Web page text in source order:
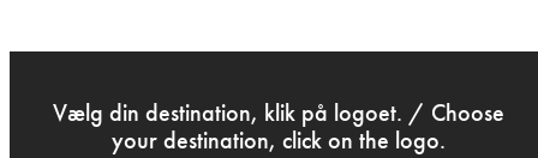
Vælg din destination, klik på logoet. / Choose
your destination, click on the logo.